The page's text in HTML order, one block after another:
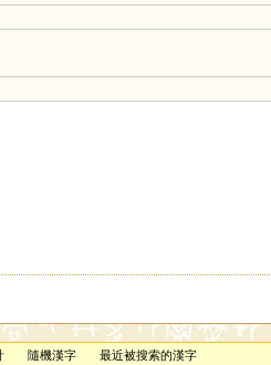
隨機漢字 最近被搜索的漢字